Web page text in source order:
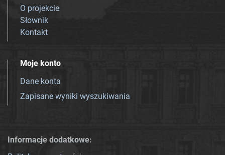
O projekcie
Słownik
Kontakt
Moje konto
Dane konta
Zapisane wyniki wyszukiwania
Informacje dodatkowe: